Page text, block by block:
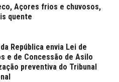
Açores frios e chuvosos,
quente
República envia Lei de
e de Concessão de Asilo
preventiva do Tribunal